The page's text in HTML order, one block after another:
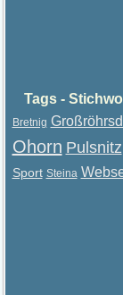
Tags -
Bretnig
Ohorn Pulsnitz
Sport Steina